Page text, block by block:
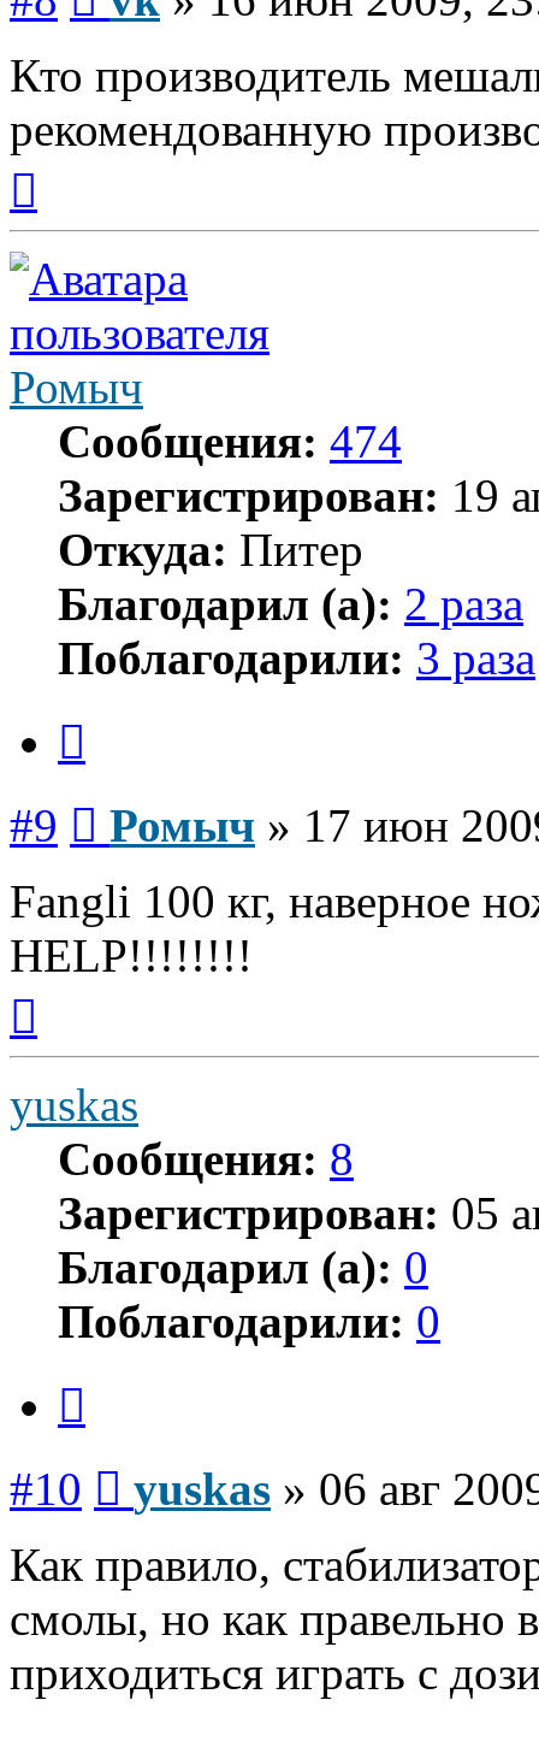
Кто производитель
рекомендованную
началу
Ромыч
Сообщения: 474
Зарегистрирован: 19
Откуда: Питер
Благодарил (а): 2 раза
Поблагодарили: 3 раза
#9 Ромыч » 17 июн
Fangli 100 кг, наверное
HELP!!!!!!!!
началу
yuskas
Сообщения: 8
Зарегистрирован: 05
Благодарил (а): 0
Поблагодарили: 0
#10 yuskas » 06 авг
Как правило,
смолы, но как правельно
приходиться играть с